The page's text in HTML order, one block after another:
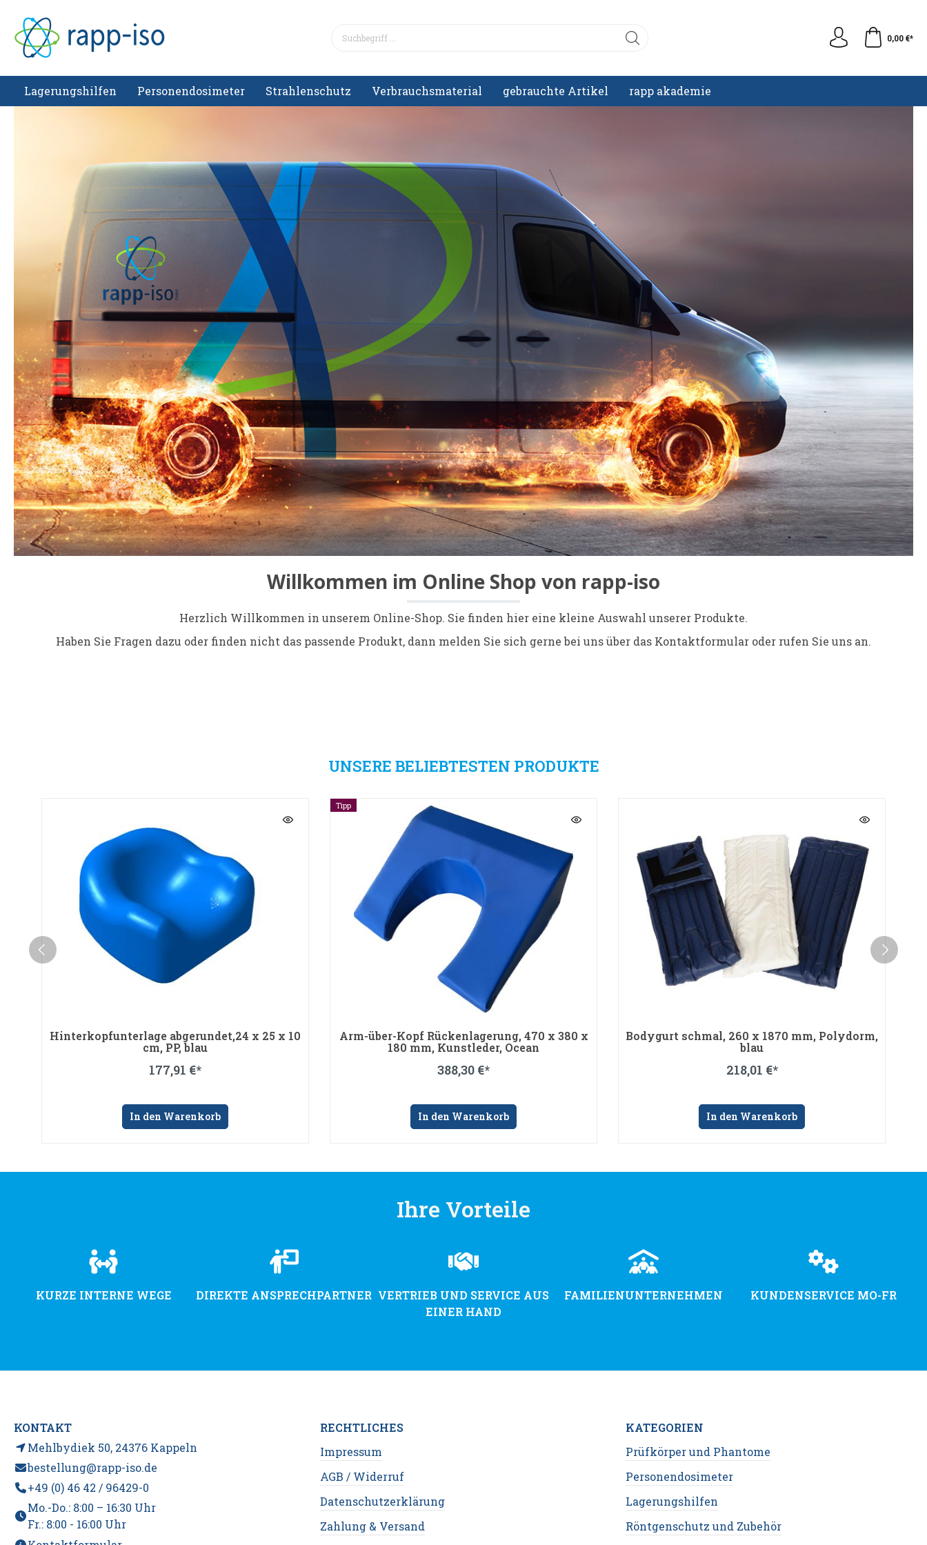
0,00 €*
Lagerungshilfen Personendosimeter Strahlenschutz Verbrauchsmaterial gebrauchte Artikel rapp akademie
Willkommen im Online Shop von rapp-iso
Herzlich Willkommen in unserem Online-Shop. Sie finden hier eine kleine Auswahl unserer Produkte.
Haben Sie Fragen dazu oder finden nicht das passende Produkt, dann melden Sie sich gerne bei uns über das Kontaktformular oder rufen Sie uns an.
UNSERE BELIEBTESTEN PRODUKTE
Arm-über-Kopf Rückenlagerung, 470 x 380 x
180 mm, Kunstleder, Ocean
388,30 €*
In den Warenkorb
Bodygurt schmal, 260 x 1870 mm, Polydorm,
blau
218,01 €*
In den Warenkorb
Fersenstütze 15° ir,360 x 140 / 35x170 mm,
skinfoam, blau
326,42 €*
In den Warenkorb
Ihre Vorteile
KURZE INTERNE WEGE DIREKTE ANSPRECHPARTNER VERTRIEB UND SERVICE AUS
EINER HAND
FAMILIENUNTERNEHMEN KUNDENSERVICE MO-FR
KONTAKT
Mehlbydiek 50, 24376 Kappeln
bestellung@rapp-iso.de
+49 (0) 46 42 / 96429-0
Mo.-Do.: 8:00 – 16:30 Uhr
Fr.: 8:00 - 16:00 Uhr
RECHTLICHES
Impressum
AGB / Widerruf
Datenschutzerklärung
Zahlung & Versand
KATEGORIEN
Prüfkörper und Phantome
Personendosimeter
Lagerungshilfen
Röntgenschutz und Zubehör